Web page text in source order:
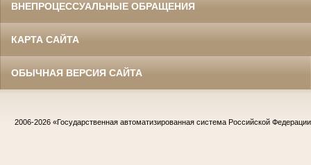
ВНЕПРОЦЕССУАЛЬНЫЕ ОБРАЩЕНИЯ
КАРТА САЙТА
ОБЫЧНАЯ ВЕРСИЯ САЙТА
2006-2026 «Государственная автоматизированная система Российской